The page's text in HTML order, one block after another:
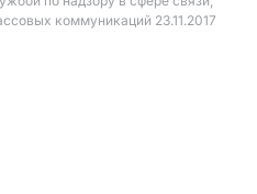
коммуникаций 23.11.2017